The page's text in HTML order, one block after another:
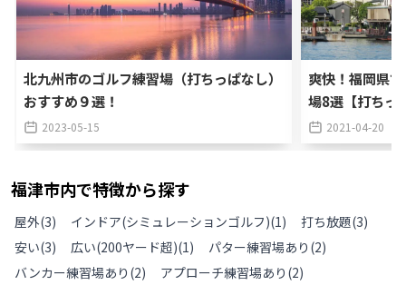
北九州市のゴルフ練習場（打ちっぱなし）
おすすめ９選！
2023-05-15
爽快！福岡県
場8選【打ちっ
2021-04-20
福津市内で特徴から探す
屋外(3) インドア(シミュレーションゴルフ)(1) 打ち放題(3)
安い(3) 広い(200ヤード超)(1) パター練習場あり (2)
バンカー練習場あり (2) アプローチ練習場あり (2)